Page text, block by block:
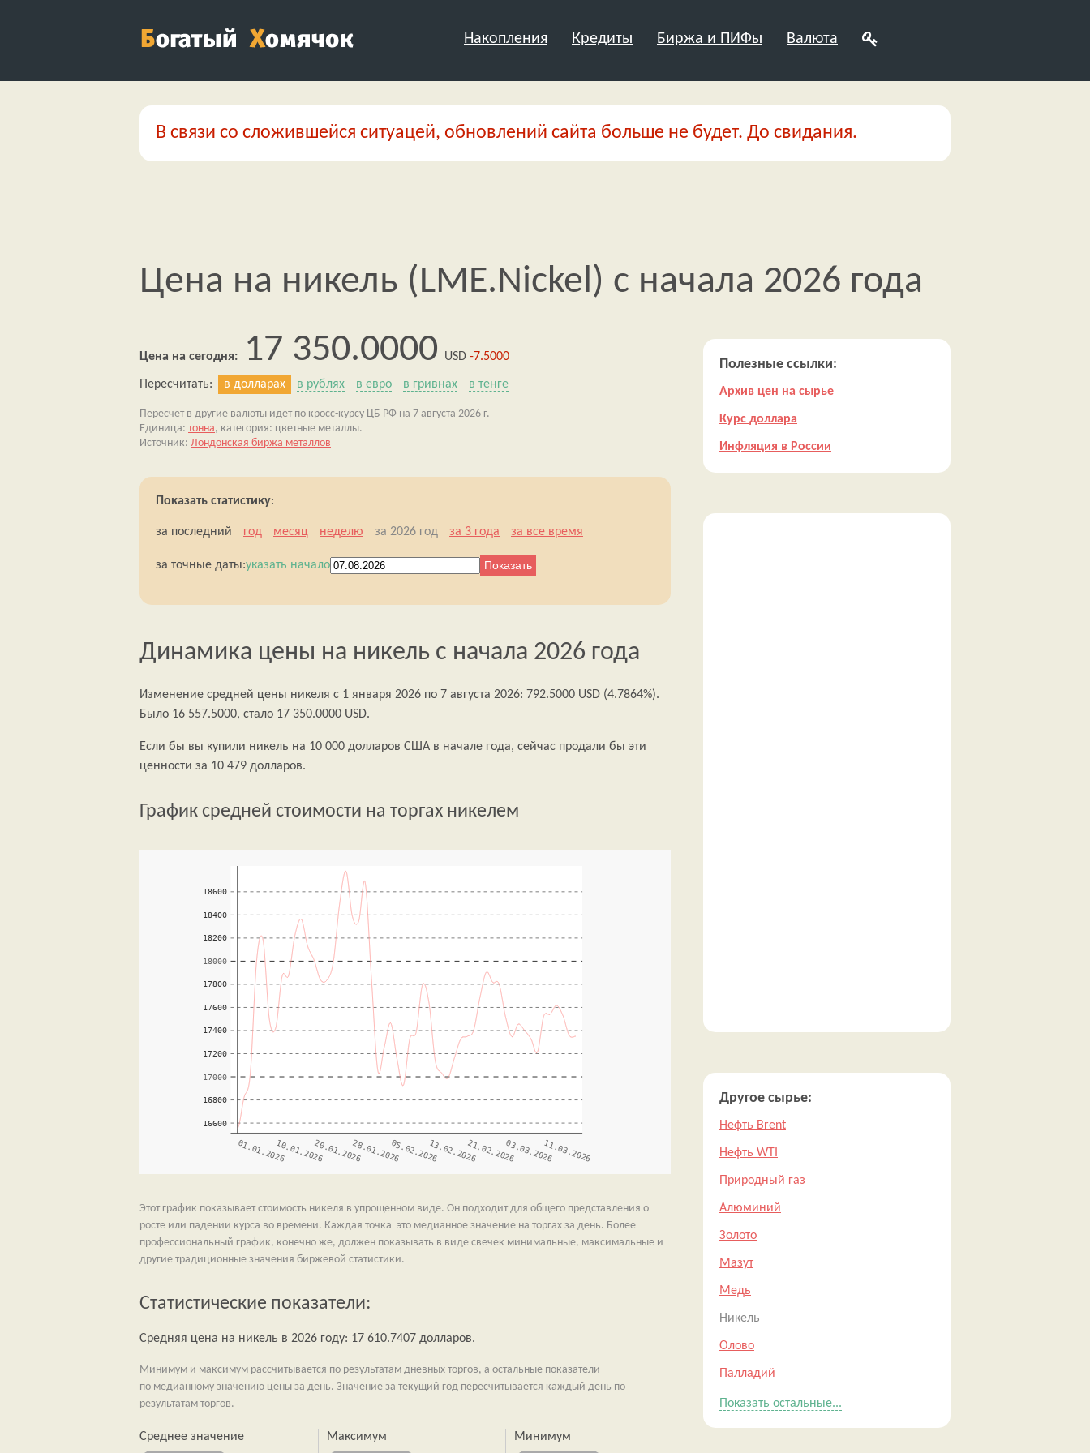
Накопления Кредиты Биржа и ПИФы Валюта
В связи со сложившейся ситуацей, обновлений сайта больше не будет. До свидания.
Цена на никель (LME.Nickel) с начала 2026 года
Цена на сегодня: 17 350.0000 USD -7.5000
Пересчитать: в долларах в рублях в евро в гривнах в тенге
Пересчет в другие валюты идет по кросс-курсу ЦБ РФ на 7 августа 2026 г.
Единица: тонна, категория: цветные металлы.
Источник: Лондонская биржа металлов
Показать статистику:
за последний год месяц неделю за 2026 год за 3 года за все время
за точные даты:указать начало
Динамика цены на никель с начала 2026 года
Изменение средней цены никеля с 1 января 2026 по 7 августа 2026: 792.5000 USD (4.7864%).
Было 16 557.5000, стало 17 350.0000 USD.
Если бы вы купили никель на 10 000 долларов США в начале года, сейчас продали бы эти
ценности за 10 479 долларов.
График средней стоимости на торгах никелем
Этот график показывает стоимость никеля в упрощенном виде. Он подходит для общего представления о
росте или падении курса во времени. Каждая точка это медианное значение на торгах за день. Более
профессиональный график, конечно же, должен показывать в виде свечек минимальные, максимальные и
другие традиционные значения биржевой статистики.
Статистические показатели:
Средняя цена на никель в 2026 году: 17 610.7407 долларов.
Минимум и максимум рассчитывается по результатам дневных торгов, а остальные показатели —
по медианному значению цены за день. Значение за текущий год пересчитывается каждый день по
результатам торгов.
Среднее значение Максимум Минимум
Полезные ссылки:
Архив цен на сырье
Курс доллара
Инфляция в России
Другое сырье:
Нефть Brent
Нефть WTI
Природный газ
Алюминий
Золото
Мазут
Медь
Никель
Олово
Палладий
Показать остальные...